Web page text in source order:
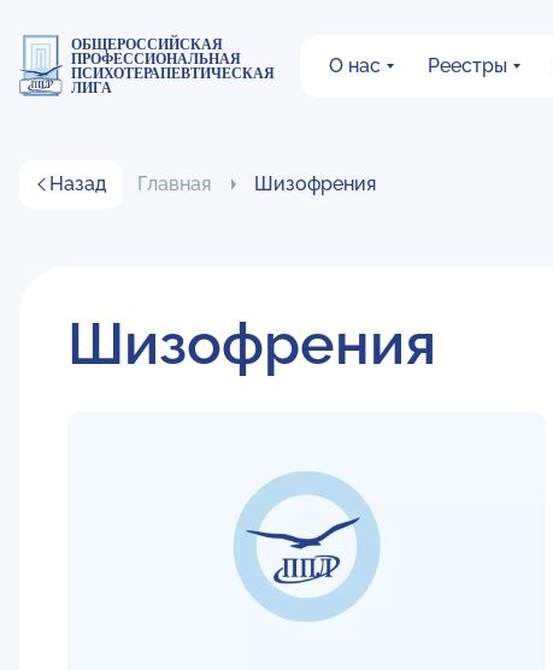
ОБЩЕРОССИЙСКАЯ
ПРОФЕССИОНАЛЬНАЯ
ПСИХОТЕРАПЕВТИЧЕСКАЯ
ЛИГА
О нас Реестры
Назад Главная Шизофрения
Шизофрения